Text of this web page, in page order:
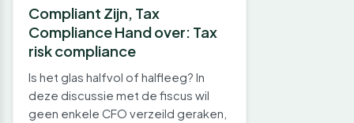
Compliant Zijn, Tax
Compliance Hand over: Tax
risk compliance
Is het glas halfvol of halfleeg? In
deze discussie met de fiscus wil
geen enkele CFO verzeild geraken,